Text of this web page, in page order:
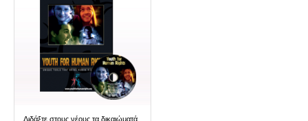
Διδάξτε στους νέους τα δικαιώματά